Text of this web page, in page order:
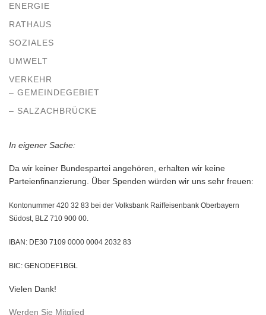
ENERGIE
RATHAUS
SOZIALES
UMWELT
VERKEHR
– GEMEINDEGEBIET
– SALZACHBRÜCKE
In eigener Sache:
Da wir keiner Bundespartei angehören, erhalten wir keine
Parteienfinanzierung. Über Spenden würden wir uns sehr freuen:
Kontonummer 420 32 83 bei der Volksbank Raiffeisenbank Oberbayern
Südost, BLZ 710 900 00.
IBAN: DE30 7109 0000 0004 2032 83
BIC: GENODEF1BGL
Vielen Dank!
Werden Sie Mitglied